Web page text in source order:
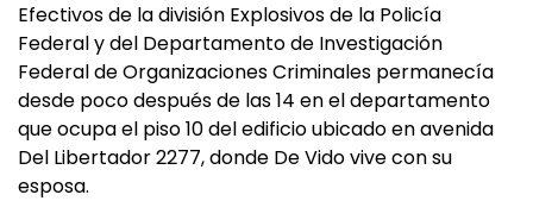
Efectivos de la división Explosivos de la Policía
Federal y del Departamento de Investigación
Federal de Organizaciones Criminales permanecía
desde poco después de las 14 en el departamento
que ocupa el piso 10 del edificio ubicado en avenida
Del Libertador 2277, donde De Vido vive con su
esposa.